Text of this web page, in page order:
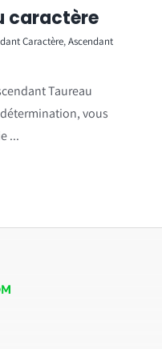
caractère
Caractère,Ascendant
Taureau
vous
...